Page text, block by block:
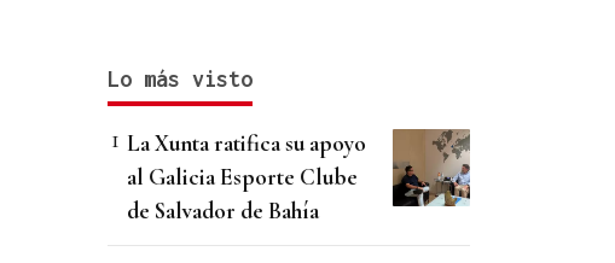
Lo más visto
La Xunta ratifica su apoyo
al Galicia Esporte Clube
de Salvador de Bahía